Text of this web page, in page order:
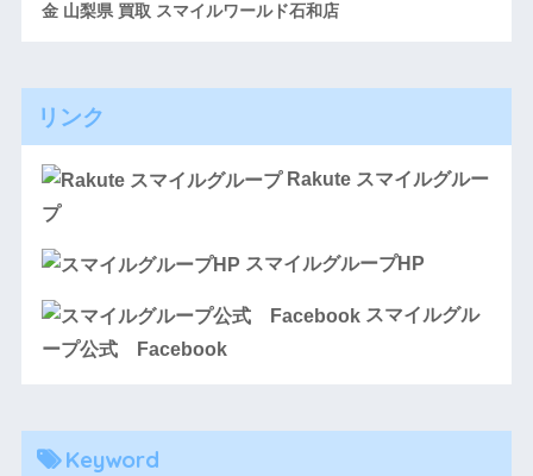
金 山梨県 買取 スマイルワールド石和店
リンク
Rakute スマイルグルー
プ
スマイルグループHP
スマイルグル
ープ公式 Facebook
Keyword